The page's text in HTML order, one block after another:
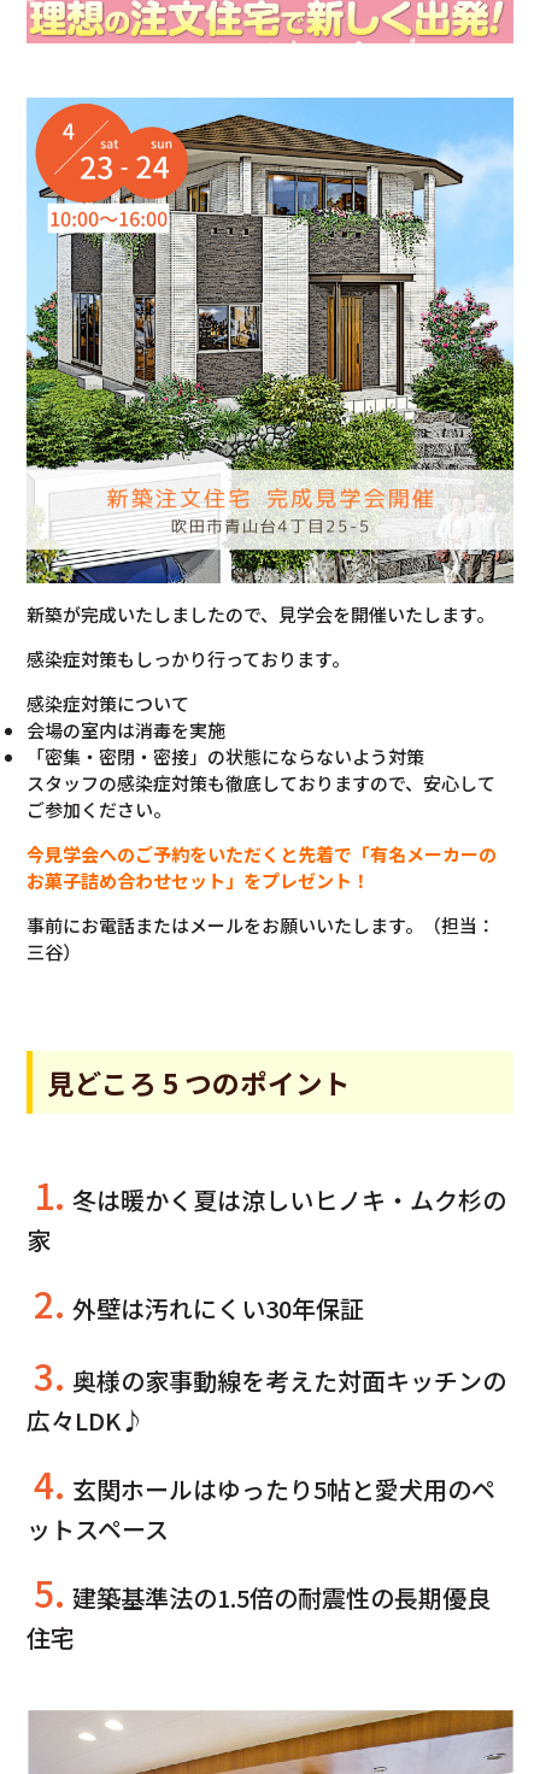
新築が完成いたしましたので、見学会を開催いたします。
感染症対策もしっかり行っております。
感染症対策について
会場の室内は消毒を実施
「密集・密閉・密接」の状態にならないよう対策
スタッフの感染症対策も徹底しておりますので、安心して
ご参加ください。
今見学会へのご予約をいただくと先着で「有名メーカーの
お菓子詰め合わせセット」をプレゼント！
事前にお電話またはメールをお願いいたします。（担当：
三谷）
見どころ 5 つのポイント
1. 冬は暖かく夏は涼しいヒノキ・ムク杉の
家
2. 外壁は汚れにくい30年保証
3. 奥様の家事動線を考えた対面キッチンの
広々LDK♪
4. 玄関ホールはゆったり5帖と愛犬用のペ
ットスペース
5. 建築基準法の1.5倍の耐震性の長期優良
住宅